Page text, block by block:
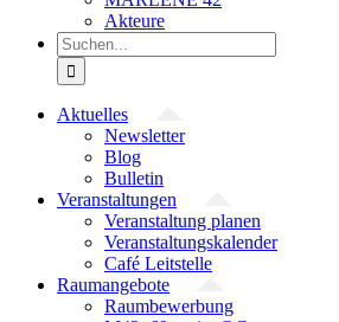
Akteure
Suche
nach:
Aktuelles
Newsletter
Blog
Bulletin
Veranstaltungen
Veranstaltung planen
Veranstaltungskalender
Café Leitstelle
Raumangebote
Raumbewerbung